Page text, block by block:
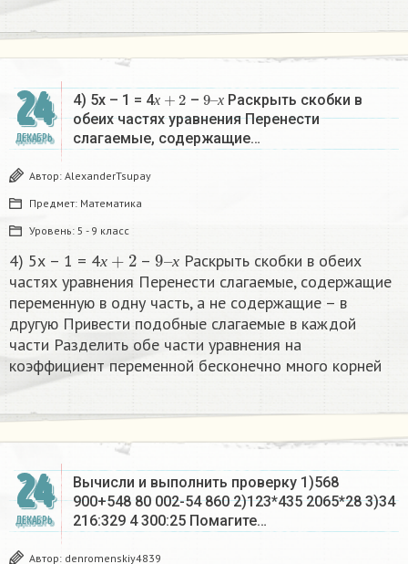
24
ДЕКАБРЬ
4) 5х – 1 = 4х
х+2 – х
9–
х
Раскрыть скобки в
обеих частях уравнения Перенести
слагаемые, содержащие…
Автор: AlexanderTsupay
Предмет: Математика
Уровень: 5 - 9 класс
4) 5х – 1 = 4х – х
9
х
Раскрыть скобки в обеих
частях уравнения Перенести слагаемые, содержащие
переменную в одну часть, а не содержащие – в
другую Привести подобные слагаемые в каждой
части Разделить обе части уравнения на
коэффициент переменной бесконечно много корней​
24
ДЕКАБРЬ
Вычисли и выполнить проверку 1)568
900+548 80 002-54 860 2)123*435 2065*28 3)34
216:329 4 300:25 Помагите…
Автор: denromenskiy4839